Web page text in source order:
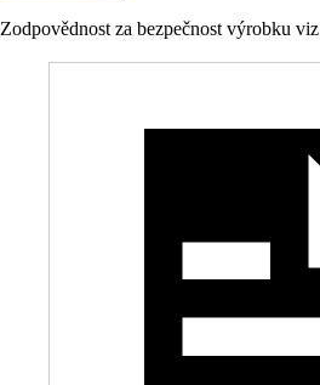
Zodpovědnost za bezpečnost výrobku viz